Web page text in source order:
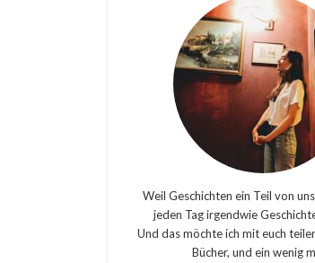
Weil Geschichten ein Teil von
jeden Tag irgendwie
Und das möchte ich mit euch
Bücher, und ein wenig